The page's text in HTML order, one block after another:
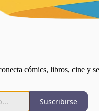
cómics, libros, cine y
Suscribirse